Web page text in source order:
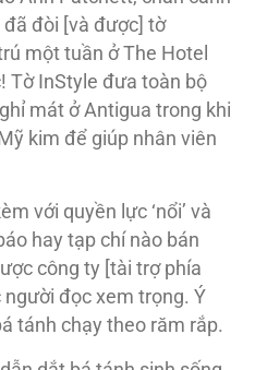
đòi [và được] tờ
một tuần ở The Hotel
Tờ InStyle đưa toàn bộ
mát ở Antigua trong khi
kim để giúp nhân viên
với quyền lực ‘nổi’ và
hay tạp chí nào bán
công ty [tài trợ phía
đọc xem trọng. Ý
tánh chạy theo răm rắp.